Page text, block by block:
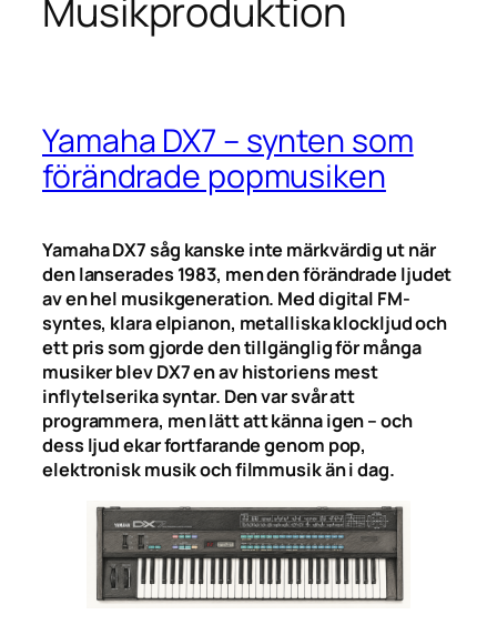
Musikproduktion
Yamaha DX7 – synten som
förändrade popmusiken
Yamaha DX7 såg kanske inte märkvärdig ut när
den lanserades 1983, men den förändrade ljudet
av en hel musikgeneration. Med digital FM-
syntes, klara elpianon, metalliska klockljud och
ett pris som gjorde den tillgänglig för många
musiker blev DX7 en av historiens mest
inflytelserika syntar. Den var svår att
programmera, men lätt att känna igen – och
dess ljud ekar fortfarande genom pop,
elektronisk musik och filmmusik än i dag.